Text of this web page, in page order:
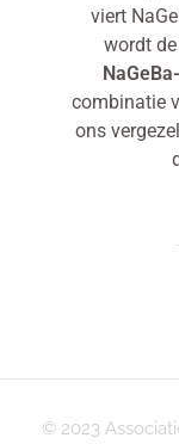
viert
wordt
combinatie
ons
© 2023